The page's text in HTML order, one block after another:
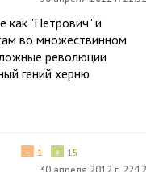
как "Петрович" и
во множествинном
революции
гений херню
+ 15
− 1